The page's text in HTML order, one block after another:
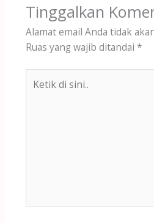
Tinggalkan
Alamat email Anda tidak
Ruas yang wajib ditandai *